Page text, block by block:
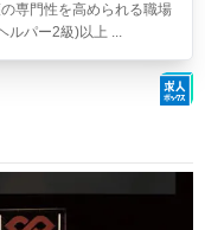
専門性を高められる職場
ルパー2級)以上 ...